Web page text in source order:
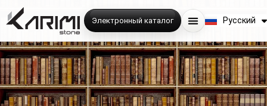
Русский
فارسی
Электронный каталог